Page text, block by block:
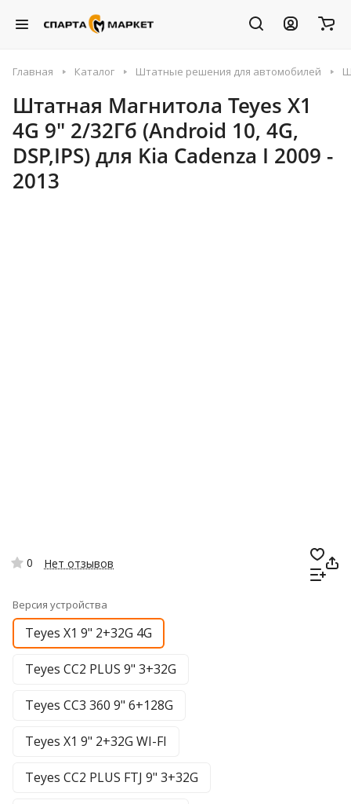
Главная Каталог Штатные решения для автомобилей
Штатная Магнитола Teyes X1
4G 9" 2/32Гб (Android 10, 4G,
DSP,IPS) для Kia Cadenza I 2009 -
2013
0 Нет отзывов
Версия устройства
Teyes X1 9" 2+32G 4G
Teyes CC2 PLUS 9" 3+32G
Teyes CC3 360 9" 6+128G
Teyes X1 9" 2+32G WI-FI
Teyes CC2 PLUS FTJ 9" 3+32G